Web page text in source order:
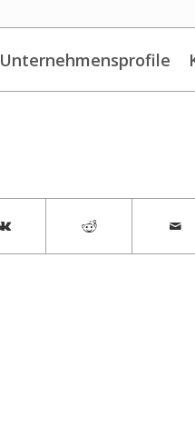
Unternehmensprofile